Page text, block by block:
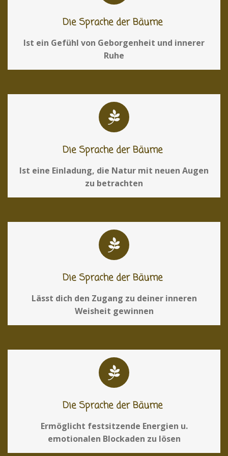
Die Sprache der Bäume
Ist ein Gefühl von Geborgenheit und innerer
Ruhe
Die Sprache der Bäume
Ist eine Einladung, die Natur mit neuen Augen
zu betrachten
Die Sprache der Bäume
Lässt dich den Zugang zu deiner inneren
Weisheit gewinnen
Die Sprache der Bäume
Ermöglicht festsitzende Energien u.
emotionalen Blockaden zu lösen